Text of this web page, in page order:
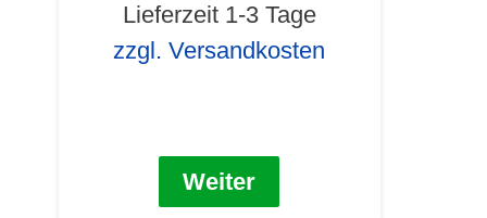
Lieferzeit 1-3 Tage
zzgl. Versandkosten
Weiter